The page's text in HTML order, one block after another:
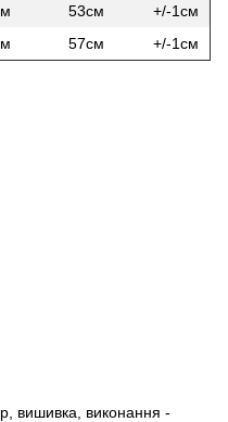
53см
+/-1см
57см +/-1см
вишивка, виконання -